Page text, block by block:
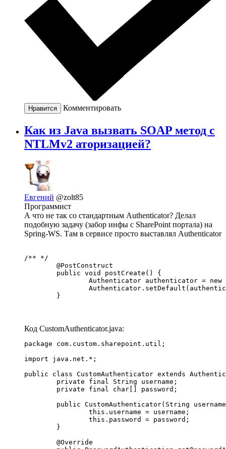
Нравится Комментировать
Как из Java вызвать SOAP метод с
NTLMv2 аторизацией?
Евгений @zolt85
Программист
А что не так со стандартным Authenticator? Делал
подобную задачу (забор инфы с SharePoint портала) на
Spring-WS. Там в сервисе просто выставлял Authenticator
/** */
	}
Код CustomAuthenticator.java:
package com.custom.sharepoint.util;
import java.net.*;
public class CustomAuthenticator extends